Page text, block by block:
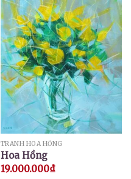
TRANH HOA HỒNG
Hoa Hồng
19.000.000₫